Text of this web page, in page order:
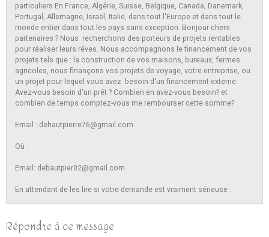
particuliers En France, Algérie, Suisse, Belgique, Canada, Danemark,
Portugal, Allemagne, Israël, Italie, dans tout l'Europe et dans tout le
monde entier dans tout les pays sans exception .Bonjour chers
partenaires ? Nous recherchons des porteurs de projets rentables
pour réaliser leurs rêves. Nous accompagnons le financement de vos
projets tels que : la construction de vos maisons, bureaux, fermes
agricoles, nous finançons vos projets de voyage, votre entreprise, ou
un projet pour lequel vous avez besoin d'un financement externe.
Avez-vous besoin d'un prêt ? Combien en avez-vous besoin? et
combien de temps comptez-vous me rembourser cette somme?
Email : dehautpierre76@gmail.com
Où
Email: debautpier02@gmail.com
En attendant de les lire si votre demande est vraiment sérieuse .
Répondre à ce message